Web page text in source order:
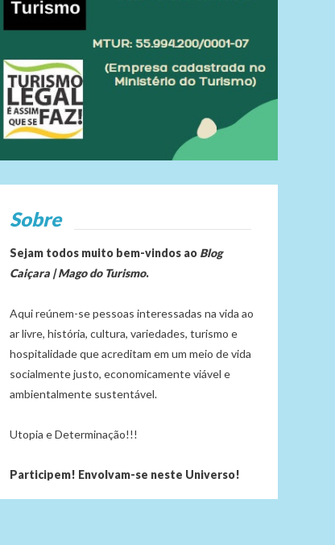
Sobre
Sejam todos muito bem-vindos ao Blog
Caiçara | Mago do Turismo.
Aqui reúnem-se pessoas interessadas na vida ao
ar livre, história, cultura, variedades, turismo e
hospitalidade que acreditam em um meio de vida
socialmente justo, economicamente viável e
ambientalmente sustentável.
Utopia e Determinação!!!
Participem! Envolvam-se neste Universo!